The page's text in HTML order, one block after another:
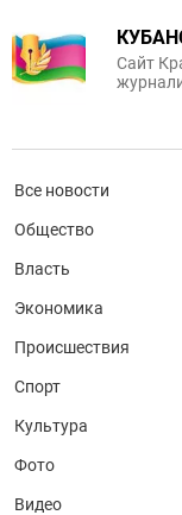
Сайт
Все новости
Общество
Власть
Экономика
Происшествия
Спорт
Культура
Фото
Видео